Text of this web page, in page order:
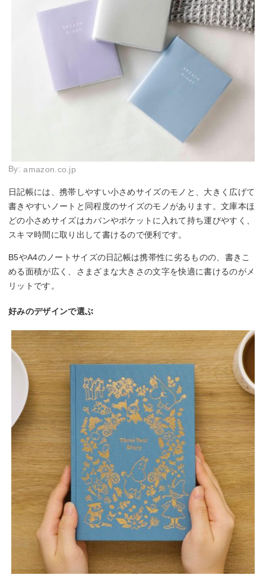
By:amazon.co.jp
日記帳には、携帯しやすい小さめサイズのモノと、大きく広げて
書きやすいノートと同程度のサイズのモノがあります。文庫本ほ
どの小さめサイズはカバンやポケットに入れて持ち運びやすく、
スキマ時間に取り出して書けるので便利です。
B5やA4のノートサイズの日記帳は携帯性に劣るものの、書きこ
める面積が広く、さまざまな大きさの文字を快適に書けるのがメ
リットです。
好みのデザインで選ぶ